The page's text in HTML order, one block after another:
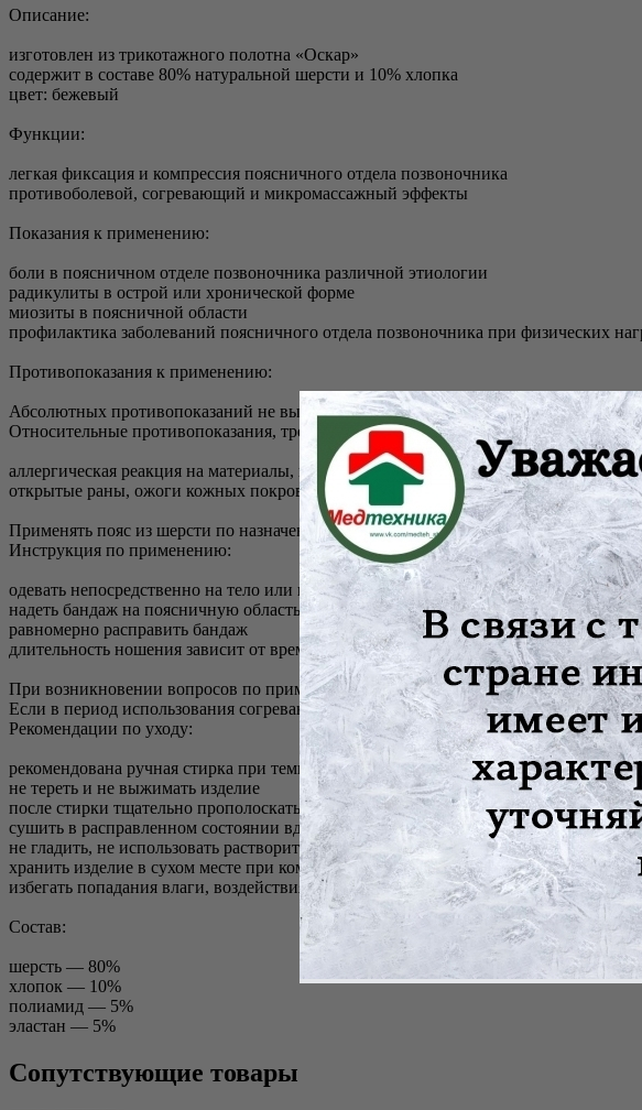
Описание:
изготовлен из трикотажного полотна «Оскар»
содержит в составе 80% натуральной шерсти и 10% хлопка
цвет: бежевый
Функции:
легкая фиксация и компрессия поясничного отдела позвоночника
противоболевой, согревающий и микромассажный эффекты
Показания к применению:
боли в поясничном отделе позвоночника различной этиологии
радикулиты в острой или хронической форме
миозиты в поясничной области
профилактика заболеваний поясничного отдела позвоночника при физических
Противопоказания к применению:
Абсолютных противопоказаний не выявлено.
Относительные противопоказания, требуют консультации врача:
аллергическая реакция на материалы, из которых изготовлено изделие
открытые раны, ожоги кожных покровов в области применения бандажа
Применять пояс из шерсти по назначению и под контролем врача.
Инструкция по применению:
одевать непосредственно на тело или нижнее бельё
надеть бандаж на поясничную область через голову или через ноги
равномерно расправить бандаж
длительность ношения зависит от времени пребывания на холоде, определяется
При возникновении вопросов по применению пояса для поясницы обратитесь к
Если в период использования согревающего пояса из шерсти появились боль,
Рекомендации по уходу:
рекомендована ручная стирка при температуре 30°С, отдельно от других вещей,
не тереть и не выжимать изделие
после стирки тщательно прополоскать бандаж
сушить в расправленном состоянии вдали от нагревательных приборов и прямого
не гладить, не использовать растворители, отбеливатели и химическую чистку
хранить изделие в сухом месте при комнатной температуре
избегать попадания влаги, воздействия высоких температур и прямых солнечных
Состав:
шерсть — 80%
хлопок — 10%
полиамид — 5%
эластан — 5%
Сопутствующие товары